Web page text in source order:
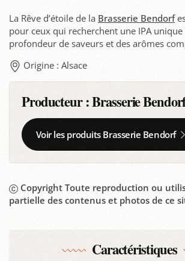
La Rêve d’étoile de la Brasserie Bendorf
pour ceux qui recherchent une IPA unique
profondeur de saveurs et des arômes
Origine : Alsace
Producteur :Brasserie
Voir les produits Brasserie Bendorf
Copyright Toute reproduction ou
partielle des contenus et photos de ce
Caractéristiques